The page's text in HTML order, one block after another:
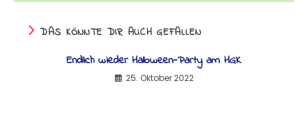
DAS KÖNNTE DIR AUCH GEFALLEN
Endlich wieder Halloween-Party am HGK
25. Oktober 2022